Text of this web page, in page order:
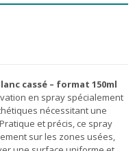
cassé – format 150ml
en spray spécialement
nécessitant une
et précis, ce spray
sur les zones usées,